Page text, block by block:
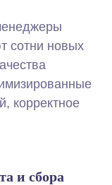
сотни новых
корректное
и сбора